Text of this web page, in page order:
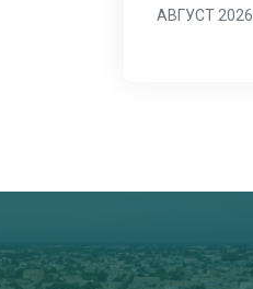
АВГУСТ 2026